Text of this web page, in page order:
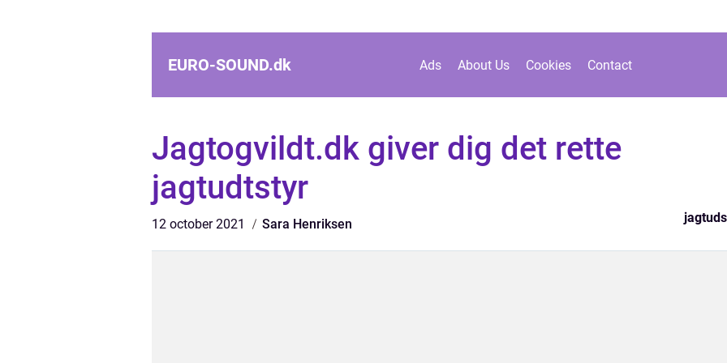
EURO-SOUND.dk Ads About Us Cookies Contact
Jagtogvildt.dk giver dig det rette
jagtudtstyr
12 october 2021 Sara Henriksen